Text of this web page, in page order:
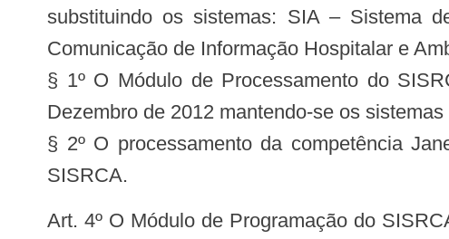
substituindo os sistemas: SIA – Sistema
Comunicação de Informação Hospitalar e
§ 1º O Módulo de Processamento do
Dezembro de 2012 mantendo-se os sistemas
§ 2º O processamento da competência
SISRCA.
Art. 4º O Módulo de Programação do SISRCA irá registrar e consolidar a programação das ações e serviços de saúde de cada